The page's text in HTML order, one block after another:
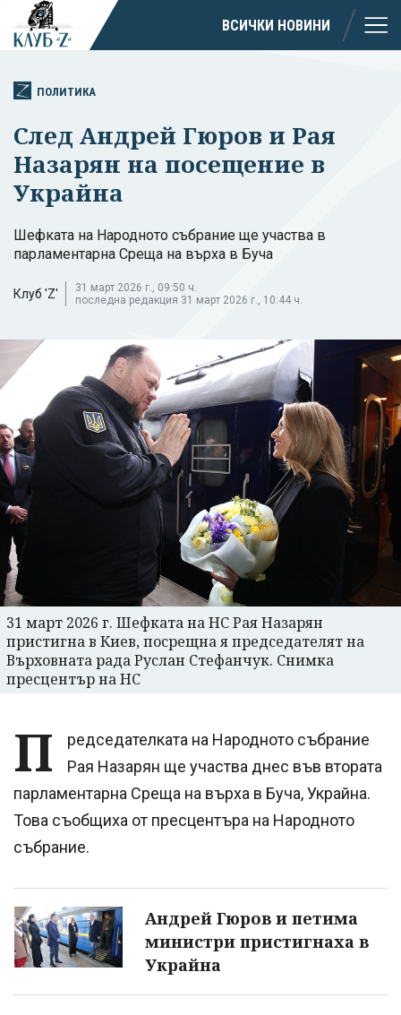
ВСИЧКИ НОВИНИ
ПОЛИТИКА
След Андрей Гюров и Рая
Назарян на посещение в
Украйна
Шефката на Народното събрание ще участва в
парламентарна Среща на върха в Буча
Клуб 'Z'
31 март 2026 г., 09:50 ч.
последна редакция 31 март 2026 г., 10:44 ч.
31 март 2026 г. Шефката на НС Рая Назарян
пристигна в Киев, посрещна я председателят на
Върховната рада Руслан Стефанчук. Снимка
пресцентър на НС
П
редседателката на Народното събрание
Рая Назарян ще участва днес във втората
парламентарна Среща на върха в Буча, Украйна.
Това съобщиха от пресцентъра на Народното
събрание.
Андрей Гюров и петима
министри пристигнаха в
Украйна